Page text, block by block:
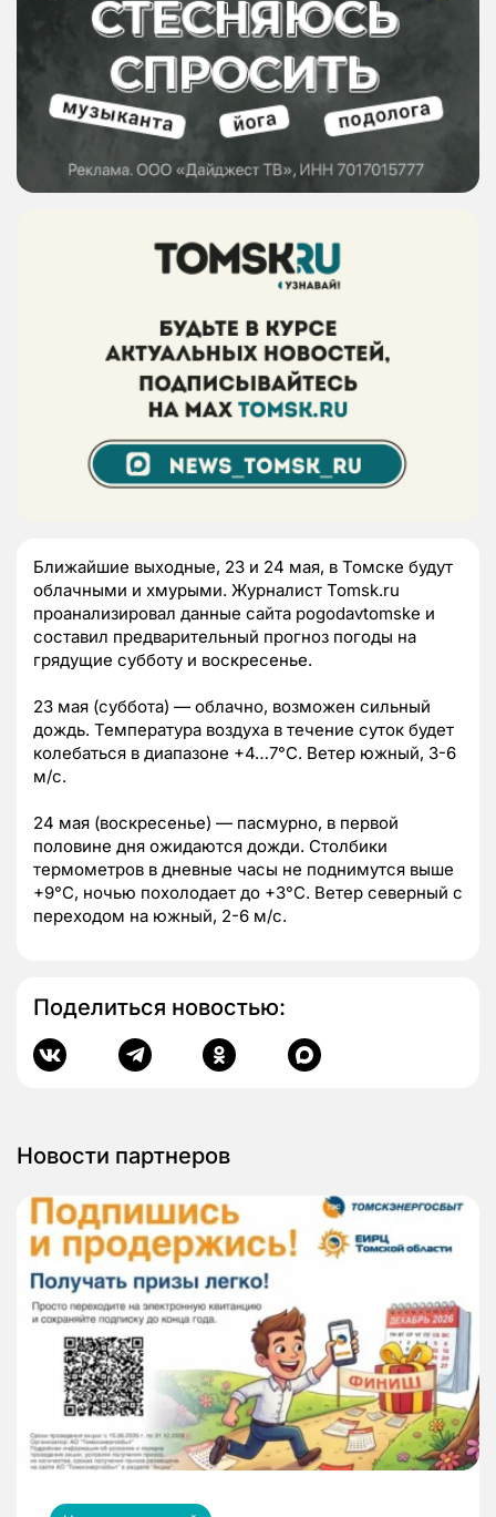
Ближайшие выходные, 23 и 24 мая, в Томске будут
облачными и хмурыми. Журналист Tomsk.ru
проанализировал данные сайта pogodavtomske и
составил предварительный прогноз погоды на
грядущие субботу и воскресенье.
23 мая (суббота) — облачно, возможен сильный
дождь. Температура воздуха в течение суток будет
колебаться в диапазоне +4…7°С. Ветер южный, 3-6
м/с.
24 мая (воскресенье) — пасмурно, в первой
половине дня ожидаются дожди. Столбики
термометров в дневные часы не поднимутся выше
+9°С, ночью похолодает до +3°С. Ветер северный с
переходом на южный, 2-6 м/с.
Поделиться новостью:
Новости партнеров